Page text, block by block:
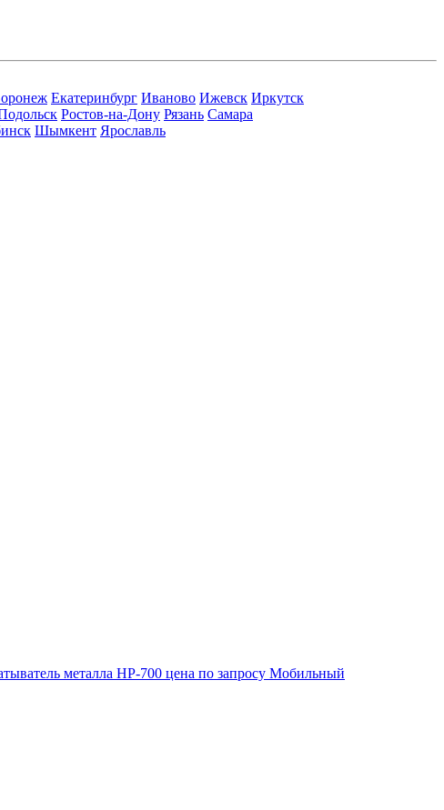
Екатеринбург Иваново Ижевск Иркутск
Ростов-на-Дону Рязань Самара
Шымкент Ярославль
металла HP-700 цена по запросу Мобильный